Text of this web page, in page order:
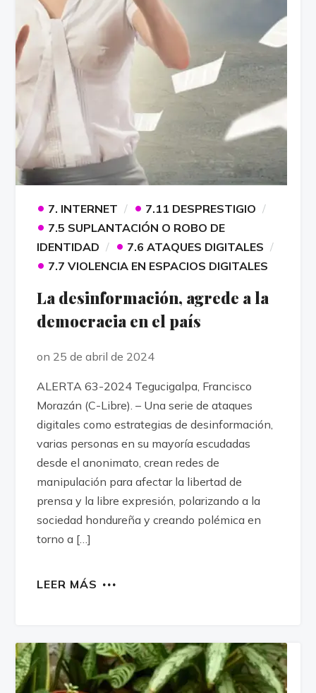
• 7. INTERNET • 7.11 DESPRESTIGIO
• 7.5 SUPLANTACIÓN O ROBO DE
IDENTIDAD
• 7.6 ATAQUES DIGITALES
• 7.7 VIOLENCIA EN ESPACIOS DIGITALES
La desinformación, agrede a la
democracia en el país
on 25 de abril de 2024
ALERTA 63-2024 Tegucigalpa, Francisco
Morazán (C-Libre). – Una serie de ataques
digitales como estrategias de desinformación,
varias personas en su mayoría escudadas
desde el anonimato, crean redes de
manipulación para afectar la libertad de
prensa y la libre expresión, polarizando a la
sociedad hondureña y creando polémica en
torno a […]
LEER MÁS